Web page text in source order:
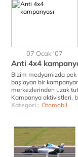
07 Ocak '07
Anti 4x4
Bizim medyamızda pek
başlayan bir
merkezlerinden uzak
Kampanya aktivistleri,
Kategori : Otomobil